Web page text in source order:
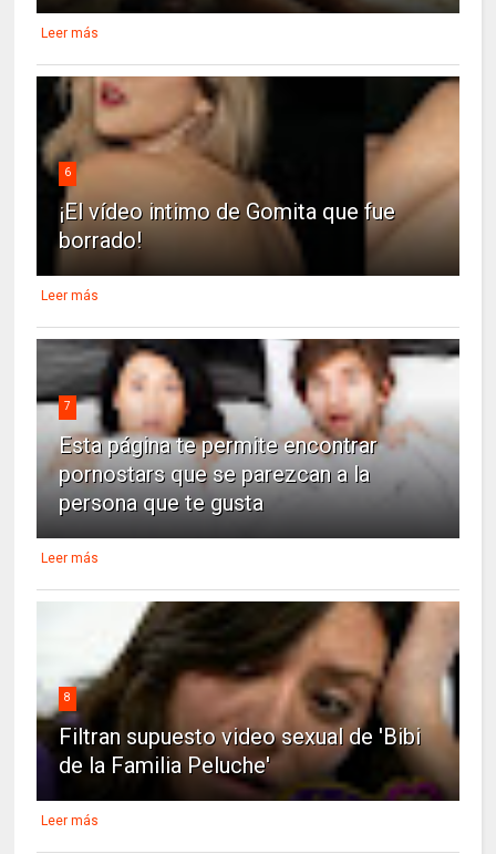
Leer más
6
¡El vídeo intimo de Gomita que fue
borrado!
Leer más
7
Esta página te permite encontrar
pornostars que se parezcan a la
persona que te gusta
Leer más
8
Filtran supuesto video sexual de 'Bibi
de la Familia Peluche'
Leer más